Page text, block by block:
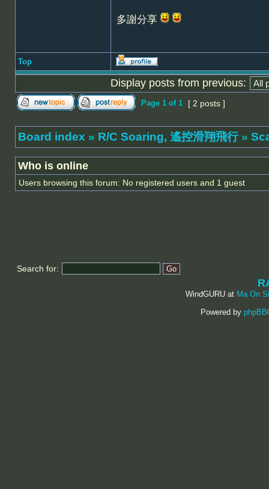
多謝分享
Top
Display posts from previous:
Page 1 of 1 [ 2 posts ]
Board index » R/C Soaring, 遙控滑翔飛行»
Who is online
Users browsing this forum: No registered users and 1 guest
Search for:
WindGURU at Ma On
Powered by phpBB